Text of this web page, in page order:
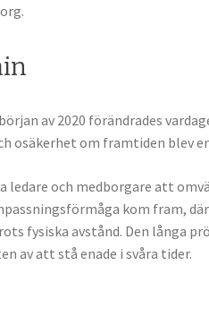
av 2020 förändrades
osäkerhet om framtiden blev
ledare och medborgare att
kom fram,
fysiska avstånd. Den långa
av att stå enade i svåra tider.